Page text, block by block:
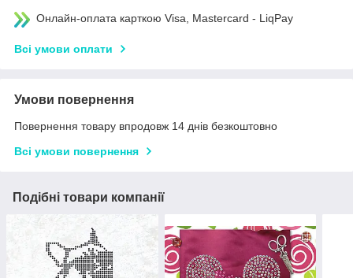
Онлайн-оплата карткою Visa, Mastercard - LiqPay
Всі умови оплати
Умови повернення
Повернення товару впродовж 14 днів безкоштовно
Всі умови повернення
Подібні товари компанії